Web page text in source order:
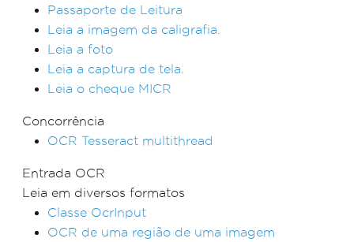
Passaporte de Leitura
Leia a imagem da caligrafia.
Leia a foto
Leia a captura de tela.
Leia o cheque MICR
Concorrência
OCR Tesseract multithread
Entrada OCR
Leia em diversos formatos
Classe OcrInput
OCR de uma região de uma imagem